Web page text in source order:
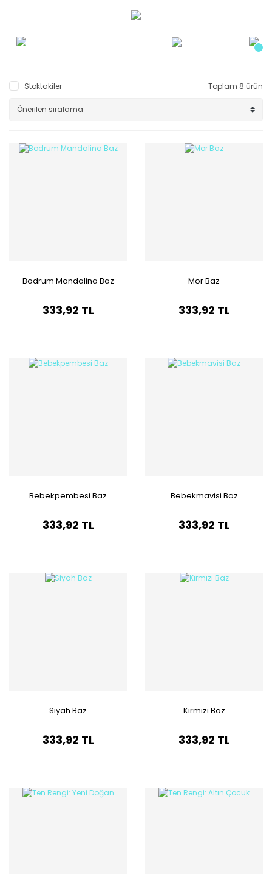
Stoktakiler Toplam 8 ürün
Bodrum Mandalina Baz
333,92 TL
Mor Baz
333,92 TL
Bebekpembesi Baz
333,92 TL
Bebekmavisi Baz
333,92 TL
Siyah Baz
333,92 TL
Kırmızı Baz
333,92 TL